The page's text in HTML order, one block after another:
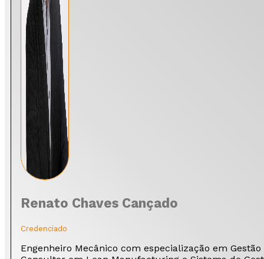
Renato Chaves Cançado
Credenciado
Engenheiro Mecânico com especialização em